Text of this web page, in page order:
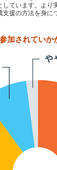
しています。より
支援の方法を身に
加されていか